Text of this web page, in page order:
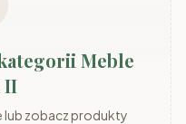
Meble
II
lub zobacz produkty